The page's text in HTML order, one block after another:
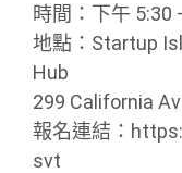
時間：下午 5:30
地點：Startup
Hub
299 California
報名連結：
svt